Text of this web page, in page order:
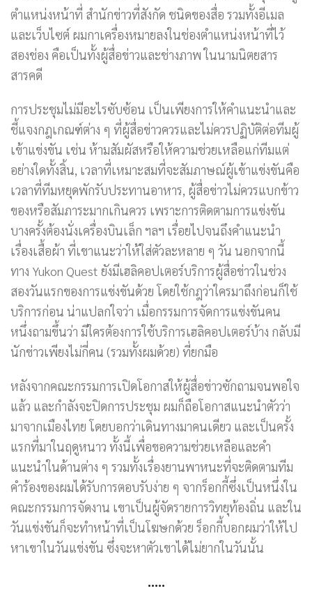
ตำแหน่งหน้าที่ สำนักข่าวที่สังกัด ชนิดของสื่อ รวมทั้งอีเมล
และเว็บไซต์ ผมกาเครื่องหมายลงในช่องตำแหน่งหน้าที่ไว้
สองช่อง คือเป็นทั้งผู้สื่อข่าวและช่างภาพ ในนามนิตยสาร
สารคดี
การประชุมไม่มีอะไรซับซ้อน เป็นเพียงการให้คำแนะนำและ
ชี้แจงกฎเกณฑ์ต่าง ๆ ที่ผู้สื่อข่าวควรและไม่ควรปฏิบัติต่อทีมผู้
เข้าแข่งขัน เช่น ห้ามสัมผัสหรือให้ความช่วยเหลือแก่ทีมแต่
อย่างใดทั้งสิ้น, เวลาที่เหมาะสมที่จะสัมภาษณ์ผู้เข้าแข่งขันคือ
เวลาที่ทีมหยุดพักรับประทานอาหาร, ผู้สื่อข่าวไม่ควรแบกข้าว
ของหรือสัมภาระมากเกินควร เพราะการติดตามการแข่งขัน
บางครั้งต้องนั่งเครื่องบินเล็ก ฯลฯ เรื่อยไปจนถึงคำแนะนำ
เรื่องเสื้อผ้า ที่เขาแนะว่าให้ใส่ตัวละหลาย ๆ วัน นอกจากนี้
ทาง Yukon Quest ยังมีเฮลิคอปเตอร์บริการผู้สื่อข่าวในช่วง
สองวันแรกของการแข่งขันด้วย โดยใช้กฎว่าใครมาถึงก่อนก็ใช้
บริการก่อน น่าแปลกใจว่า เมื่อกรรมการจัดการแข่งขันคน
หนึ่งถามขึ้นว่า มีใครต้องการใช้บริการเฮลิคอปเตอร์บ้าง กลับมี
นักข่าวเพียงไม่กี่คน (รวมทั้งผมด้วย) ที่ยกมือ
หลังจากคณะกรรมการเปิดโอกาสให้ผู้สื่อข่าวซักถามจนพอใจ
แล้ว และกำลังจะปิดการประชุม ผมก็ถือโอกาสแนะนำตัวว่า
มาจากเมืองไทย โดยบอกว่าเดินทางมาคนเดียว และเป็นครั้ง
แรกที่มาในฤดูหนาว ทั้งนี้เพื่อขอความช่วยเหลือและคำ
แนะนำในด้านต่าง ๆ รวมทั้งเรื่องยานพาหนะที่จะติดตามทีม
คำร้องของผมได้รับการตอบรับง่าย ๆ จากร็อกกี้ซึ่งเป็นหนึ่งใน
คณะกรรมการจัดงาน เขาเป็นผู้จัดรายการวิทยุท้องถิ่น และใน
วันแข่งขันก็จะทำหน้าที่เป็นโฆษกด้วย ร็อกกี้บอกผมว่าให้ไป
หาเขาในวันแข่งขัน ซึ่งจะหาตัวเขาได้ไม่ยากในวันนั้น
…..